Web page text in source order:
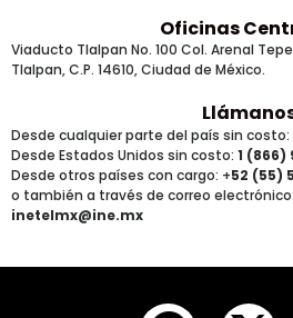
Oficinas
Viaducto Tlalpan No. 100 Col. Arenal
Tlalpan, C.P. 14610, Ciudad de México.
Desde cualquier parte del país sin costo:
Desde Estados Unidos sin costo: 1 (866)
Desde otros países con cargo: +52 (55)
o también a través de correo electrónico:
inetelmx@ine.mx